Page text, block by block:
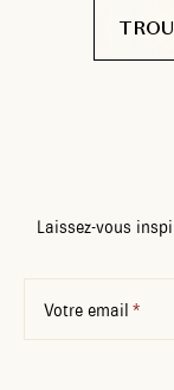
Laissez-vous
Votre email